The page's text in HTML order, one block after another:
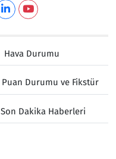
Hava Durumu
Puan Durumu ve Fikstür
Son Dakika Haberleri